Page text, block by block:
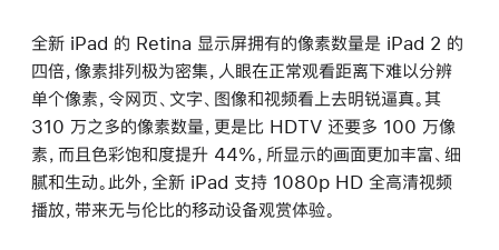
全新 iPad 的 Retina 显示屏拥有的像素数量是 iPad 2 的
四倍，像素排列极为密集，人眼在正常观看距离下难以分辨
单个像素，令网页、文字、图像和视频看上去明锐逼真。其
310 万之多的像素数量，更是比 HDTV 还要多 100 万像
素，而且色彩饱和度提升 44%，所显示的画面更加丰富、细
腻和生动。此外，全新 iPad 支持 1080p HD 全高清视频
播放，带来无与伦比的移动设备观赏体验。